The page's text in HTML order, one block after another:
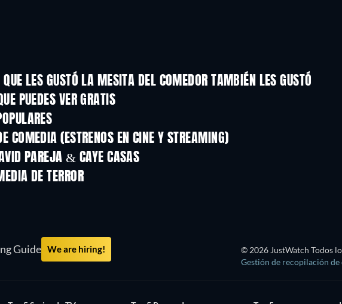
LES GUSTÓ LA MESITA DEL COMEDOR TAMBIÉN LES GUSTÓ
PUEDES VER GRATIS
COMEDIA (ESTRENOS EN CINE Y STREAMING)
PAREJA & CAYE CASAS
DE TERROR
Guide We are hiring! © 2026 JustWatch Todos
Gestión de recopilación de